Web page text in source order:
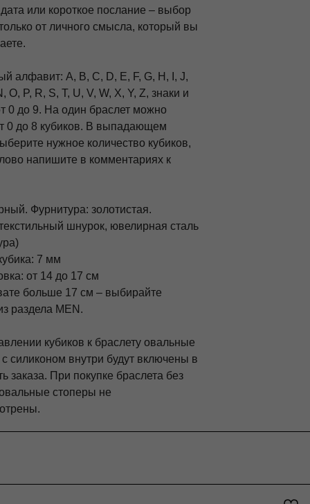
дата или короткое послание – выбор
от личного смысла, который вы
алфавит: A, B, C, D, E, F, G, H, I, J,
O, P, R, S, T, U, V, W, X, Y, Z, знаки и
0 до 9. На один браслет можно
0 до 8 кубиков. В выпадающем
нужное количество кубиков,
напишите в комментариях к
Фурнитура: золотистая.
шнурок, ювелирная сталь
7 мм
от 14 до 17 см
больше 17 см – выбирайте
раздела MEN.
кубиков к браслету овальные
силиконом внутри будут включены в
заказа. При покупке браслета без
стоперы не